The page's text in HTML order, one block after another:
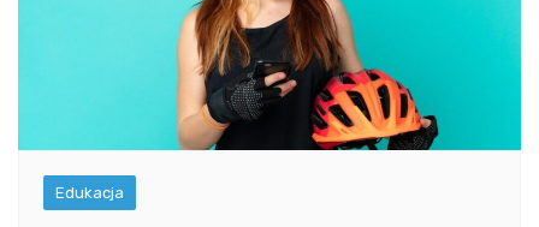
Edukacja